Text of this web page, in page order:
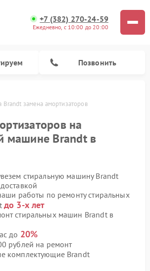
+7 (382) 270-24-59
Ежедневно, с 10:00 до 20:00
Позвонить
Brandt замена амортизаторов
на
машине Brandt в
стиральную машину Brandt
работы по ремонту стиральных
до 3-х лет
стиральных машин Brandt в
до 20%
рублей на ремонт
комплектующие Brandt